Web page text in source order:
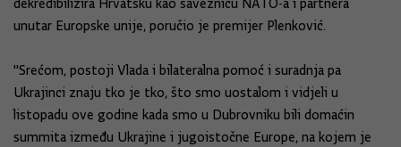
dekredibilizira Hrvatsku kao saveznicu NATO-a i partnera
unutar Europske unije, poručio je premijer Plenković.
"Srećom, postoji Vlada i bilateralna pomoć i suradnja pa
Ukrajinci znaju tko je tko, što smo uostalom i vidjeli u
listopadu ove godine kada smo u Dubrovniku bili domaćin
summita između Ukrajine i jugoistočne Europe, na kojem je